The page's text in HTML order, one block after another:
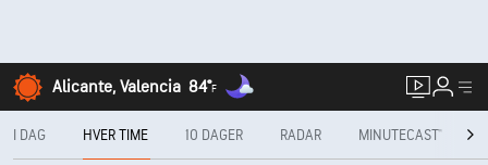
Alicante, Valencia 84°F
I DAG HVER TIME 10 DAGER RADAR MINUTECAST®